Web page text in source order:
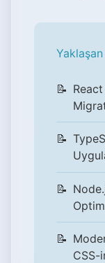
CSS-